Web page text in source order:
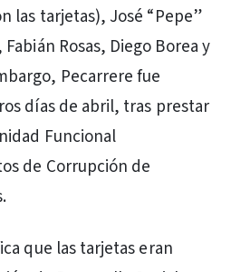
las tarjetas), José “Pepe”
Rosas, Diego Borea y
Pecarrere fue
días de abril, tras prestar
Funcional
de Corrupción de
que las tarjetas eran